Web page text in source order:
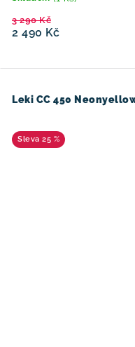
2 490 Kč
3 290 Kč
Leki CC 450
25 %